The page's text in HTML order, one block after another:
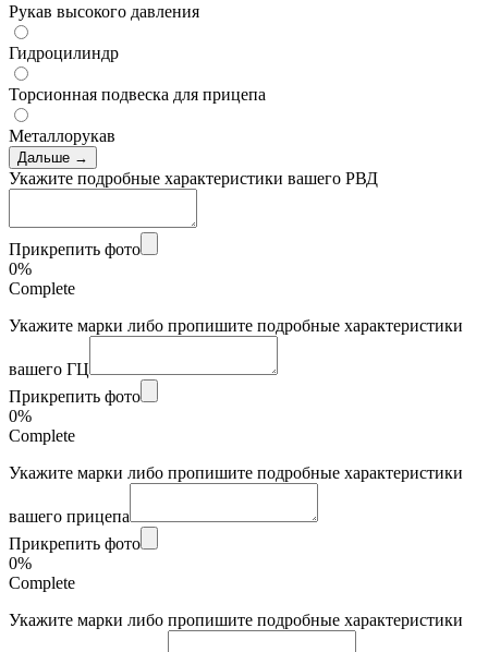
Рукав высокого давления
Гидроцилиндр
Торсионная подвеска для прицепа
Металлорукав
Дальше →
Укажите подробные характеристики вашего РВД
Прикрепить фото
0%
Complete
Укажите марки либо пропишите подробные характеристики
вашего ГЦ
Прикрепить фото
0%
Complete
Укажите марки либо пропишите подробные характеристики
вашего прицепа
Прикрепить фото
0%
Complete
Укажите марки либо пропишите подробные характеристики